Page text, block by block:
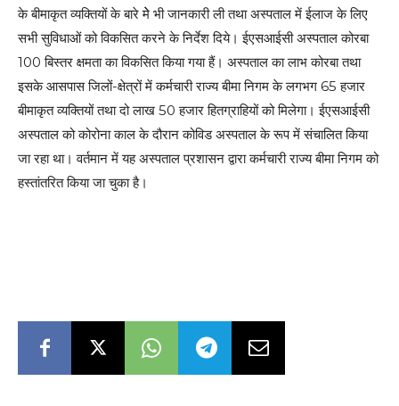
के बीमाकृत व्यक्तियों के बारे मेे भी जानकारी ली तथा अस्पताल में ईलाज के लिए
सभी सुविधाओं को विकसित करने के निर्देश दिये। ईएसआईसी अस्पताल कोरबा
100 बिस्तर क्षमता का विकसित किया गया हैं। अस्पताल का लाभ कोरबा तथा
इसके आसपास जिलों-क्षेत्रों में कर्मचारी राज्य बीमा निगम के लगभग 65 हजार
बीमाकृत व्यक्तियों तथा दो लाख 50 हजार हितग्राहियों को मिलेगा। ईएसआईसी
अस्पताल को कोरोना काल के दौरान कोविड अस्पताल के रूप में संचालित किया
जा रहा था। वर्तमान में यह अस्पताल प्रशासन द्वारा कर्मचारी राज्य बीमा निगम को
हस्तांतरित किया जा चुका है।